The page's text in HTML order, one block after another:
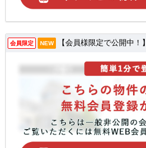
会員限定 NEW 【会員様限定で公開中！】